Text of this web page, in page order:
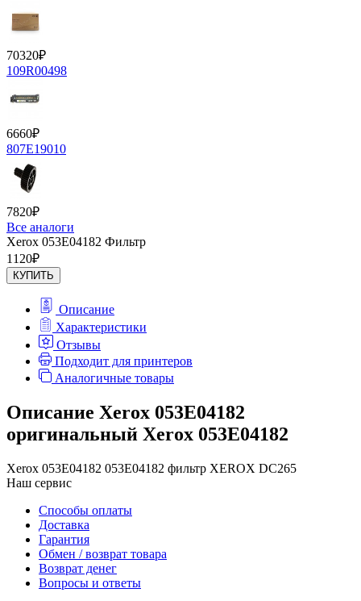
70320₽
109R00498
6660₽
807E19010
7820₽
Все аналоги
Xerox 053E04182 Фильтр
1120₽
КУПИТЬ
Описание
Характеристики
Отзывы
Подходит для принтеров
Аналогичные товары
Описание Xerox 053E04182
оригинальный Xerox 053E04182
Xerox 053E04182 053E04182 фильтр XEROX DC265
Наш сервис
Способы оплаты
Доставка
Гарантия
Обмен / возврат товара
Возврат денег
Вопросы и ответы